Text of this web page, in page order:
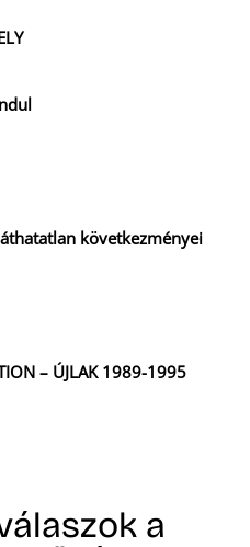
következményei
– ÚJLAK 1989-1995
a